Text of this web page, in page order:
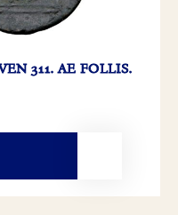
311. AE FOLLIS.